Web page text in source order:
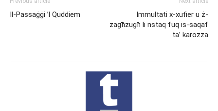
Il-Passaġġi ’l Quddiem
Immultati x-xufier u ż-
żagħżugħ li nstaq fuq is-saqaf
ta’ karozza